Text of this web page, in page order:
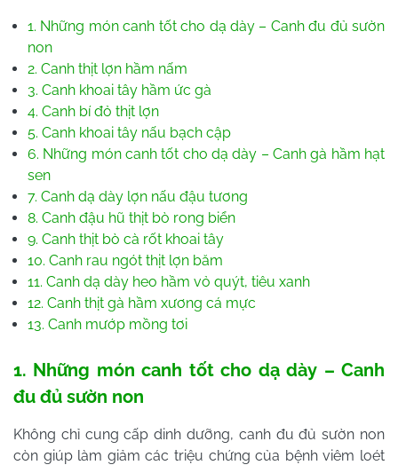
1. Những món canh tốt cho dạ dày – Canh đu đủ sườn
non
2. Canh thịt lợn hầm nấm
3. Canh khoai tây hầm ức gà
4. Canh bí đỏ thịt lợn
5. Canh khoai tây nấu bạch cập
6. Những món canh tốt cho dạ dày – Canh gà hầm hạt
sen
7. Canh dạ dày lợn nấu đậu tương
8. Canh đậu hũ thịt bò rong biển
9. Canh thịt bò cà rốt khoai tây
10. Canh rau ngót thịt lợn băm
11. Canh dạ dày heo hầm vỏ quýt, tiêu xanh
12. Canh thịt gà hầm xương cá mực
13. Canh mướp mồng tơi
1. Những món canh tốt cho dạ dày – Canh
đu đủ sườn non
Không chỉ cung cấp dinh dưỡng, canh đu đủ sườn non
còn giúp làm giảm các triệu chứng của bệnh viêm loét